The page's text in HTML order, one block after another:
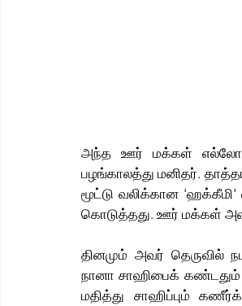
அந்த ஊர் மக்கள்
பழங்காலத்து மனிதர்.
மூட்டு வலிக்கான 'ஹக்கீமி'
கொடுத்தது. ஊர் மக்கள்
தினமும் அவர் தெருவில்
நானா சாஹிபைக்
மதித்து சாஹிப்பும்